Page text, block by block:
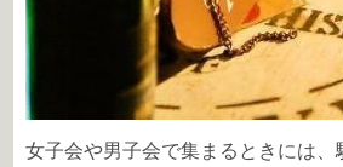
女子会や男子会で集まるときには、